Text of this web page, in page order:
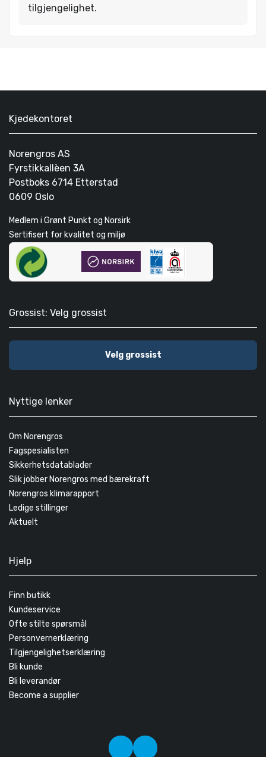
tilgjengelighet.
Kjedekontoret
Norengros AS
Fyrstikkallèen 3A
Postboks 6714 Etterstad
0609 Oslo
Medlem i Grønt Punkt og Norsirk
Sertifisert for kvalitet og miljø
Grossist: Velg grossist
Velg grossist
Nyttige lenker
Om Norengros
Fagspesialisten
Sikkerhetsdatablader
Slik jobber Norengros med bærekraft
Norengros klimarapport
Ledige stillinger
Aktuelt
Hjelp
Finn butikk
Kundeservice
Ofte stilte spørsmål
Personvernerklæring
Tilgjengelighetserklæring
Bli kunde
Bli leverandør
Become a supplier